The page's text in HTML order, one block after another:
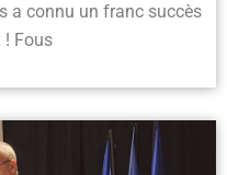
a connu un franc succès
! Fous